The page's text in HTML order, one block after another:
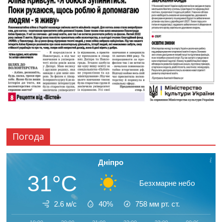
Погода
Дніпро
31°C Безхмарне небо
2.6 м/с 40% 758 мм рт. ст.